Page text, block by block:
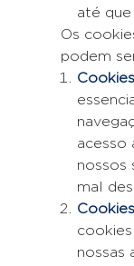
até
Os
podem
acesso
nossos
mal
nossas